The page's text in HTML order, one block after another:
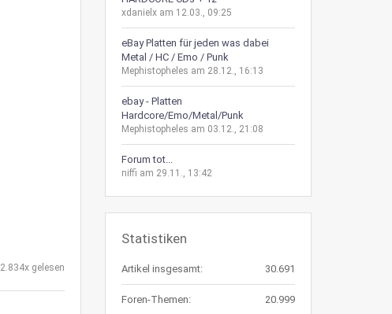
2.834x gelesen
xdanielx am 12.03., 09:25
eBay Platten für jeden was dabei
Metal / HC / Emo / Punk
Mephistopheles am 28.12., 16:13
ebay - Platten
Hardcore/Emo/Metal/Punk
Mephistopheles am 03.12., 21:08
Forum tot...
niffi am 29.11., 13:42
Statistiken
Artikel insgesamt: 30.691
Foren-Themen: 20.999